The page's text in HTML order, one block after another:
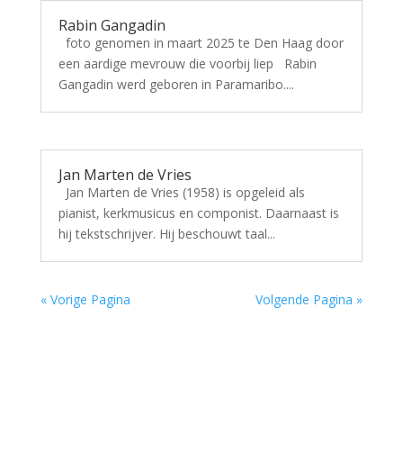
Rabin Gangadin
foto genomen in maart 2025 te Den Haag door
een aardige mevrouw die voorbij liep Rabin
Gangadin werd geboren in Paramaribo....
Jan Marten de Vries
Jan Marten de Vries (1958) is opgeleid als
pianist, kerkmusicus en componist. Daarnaast is
hij tekstschrijver. Hij beschouwt taal...
« Vorige Pagina Volgende Pagina »